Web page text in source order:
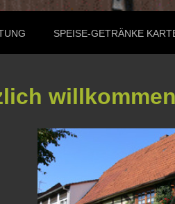
SPEISE-GETRÄNKE